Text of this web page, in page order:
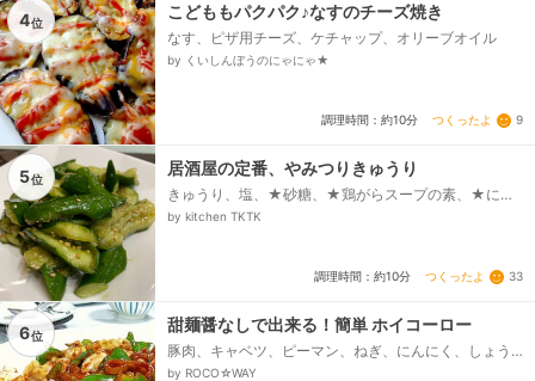
4位
こどももパクパク♪なすのチーズ焼き
なす、ピザ用チーズ、ケチャップ、オリーブオイル
by くいしんぼうのにゃにゃ★
調理時間：約10分 つくったよ 9
5位
居酒屋の定番、やみつりきゅうり
きゅうり、塩、★砂糖、★鶏がらスープの素、★にん
にくチューブ、★醤油、★ごま油、★ごま、★ブラッ
by kitchen TKTK
調理時間：約10分 つくったよ 33
6位
甜麺醤なしで出来る！簡単 ホイコーロー
豚肉、キャベツ、ピーマン、ねぎ、にんにく、しょう
が、◎味噌、◎砂糖、◎しょうゆ、◎酒、◎ごま油、豆
by ROCO☆WAY